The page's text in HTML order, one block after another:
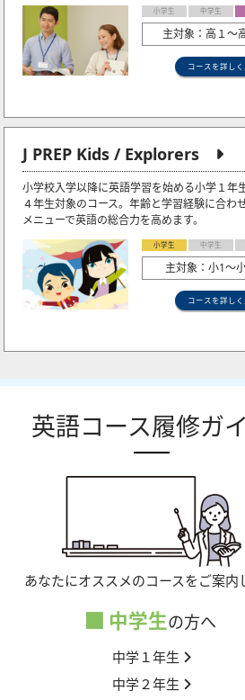
小学生 中学生
主対象：高１～
コースを詳し
J PREP Kids / Explorers
小学校入学以降に英語学習を始める小学１年
４年生対象のコース。年齢と学習経験に合わ
メニューで英語の総合力を高めます。
小学生 中学生
主対象：小1〜
コースを詳し
英語コース履修ガ
あなたにオススメのコースをご案内
中学生の方へ
中学１年生
中学２年生